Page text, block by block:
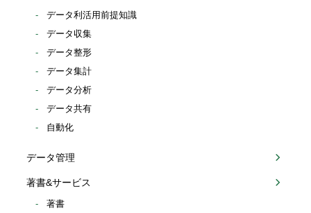
データ利活用前提知識
データ収集
データ整形
データ集計
データ分析
データ共有
自動化
データ管理
著書&サービス
著書